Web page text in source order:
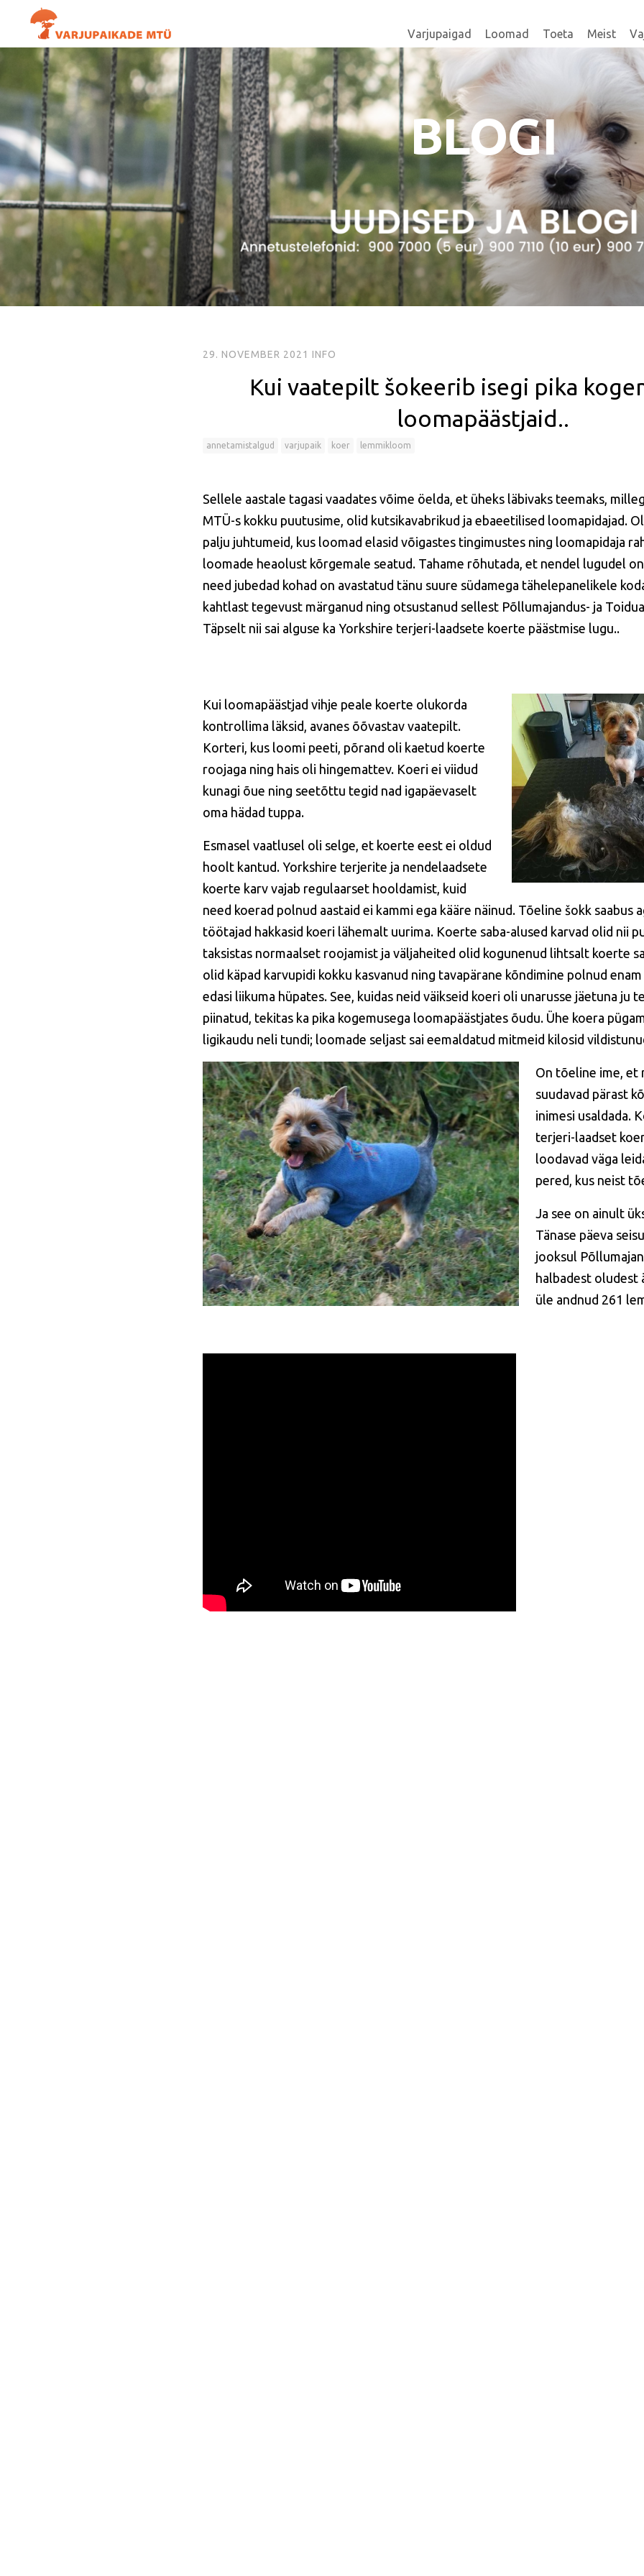
Varjupaigad Loomad Toeta Meist
BLOGI
29. NOVEMBER 2021 INFO
Kui vaatepilt šokeerib isegi pika
loomapäästjaid..
annetamistalgud varjupaik koer lemmikloom
Sellele aastale tagasi vaadates võime öelda, et üheks läbivaks teemaks,
MTÜ-s kokku puutusime, olid kutsikavabrikud ja ebaeetilised loomapidajad.
palju juhtumeid, kus loomad elasid võigastes tingimustes ning loomapidaja
loomade heaolust kõrgemale seatud. Tahame rõhutada, et nendel lugudel
need jubedad kohad on avastatud tänu suure südamega tähelepanelikele
kahtlast tegevust märganud ning otsustanud sellest Põllumajandus- ja
Täpselt nii sai alguse ka Yorkshire terjeri-laadsete koerte päästmise lugu..
Kui loomapäästjad vihje peale koerte olukorda
kontrollima läksid, avanes õõvastav vaatepilt.
Korteri, kus loomi peeti, põrand oli kaetud koerte
roojaga ning hais oli hingemattev. Koeri ei viidud
kunagi õue ning seetõttu tegid nad igapäevaselt
oma hädad tuppa.
Esmasel vaatlusel oli selge, et koerte eest ei oldud
hoolt kantud. Yorkshire terjerite ja nendelaadsete
koerte karv vajab regulaarset hooldamist, kuid
need koerad polnud aastaid ei kammi ega kääre näinud. Tõeline šokk saabus
töötajad hakkasid koeri lähemalt uurima. Koerte saba-alused karvad olid nii
taksistas normaalset roojamist ja väljaheited olid kogunenud lihtsalt koerte
olid käpad karvupidi kokku kasvanud ning tavapärane kõndimine polnud
edasi liikuma hüpates. See, kuidas neid väikseid koeri oli unarusse jäetuna ju
piinatud, tekitas ka pika kogemusega loomapäästjates õudu. Ühe koera
ligikaudu neli tundi; loomade seljast sai eemaldatud mitmeid kilosid
On tõeline ime, et
suudavad pärast
inimesi usaldada.
terjeri-laadset
loodavad väga
pered, kus neist
Ja see on ainult
Tänase päeva
jooksul
halbadest oludest
üle andnud 261